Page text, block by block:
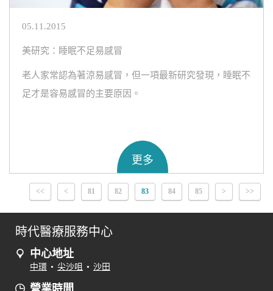
05.11.2015
美研究：睡眠不足易感冒
老人家常認為著涼易感冒，但一項最新研究發現，睡眠不
足才是容易感冒的主要原因。
更多
<< < 81 82 83 84 85 > >>
時代醫療服務中心
中心地址
中環 • 尖沙咀 • 沙田